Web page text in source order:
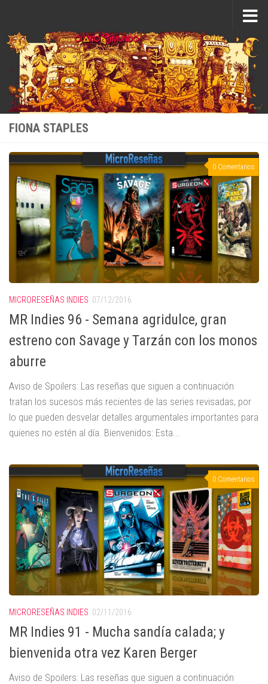
FIONA STAPLES
0 Comentarios
MICRORESEÑAS INDIES 07/12/2016
MR Indies 96 - Semana agridulce, gran
estreno con Savage y Tarzán con los monos
aburre
Aviso de Spoilers: Las reseñas que siguen a continuación
tratan los sucesos más recientes de las series revisadas, por
lo que pueden desvelar detalles argumentales importantes para
quienes no estén al día. Bienvenidos: Esta...
0 Comentarios
MICRORESEÑAS INDIES 02/11/2016
MR Indies 91 - Mucha sandía calada; y
bienvenida otra vez Karen Berger
Aviso de Spoilers: Las reseñas que siguen a continuación